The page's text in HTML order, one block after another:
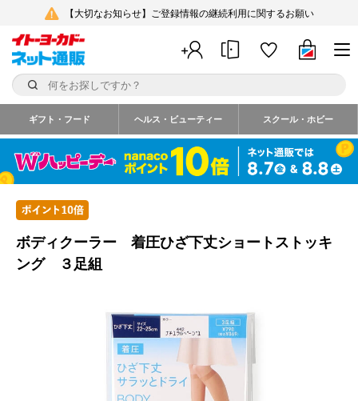
【大切なお知らせ】ご登録情報の継続利用に関するお願い
ギフト・フード ヘルス・ビューティー スクール・ホビー
ボディクーラー 着圧ひざ下丈ショートストッキ
ング ３足組